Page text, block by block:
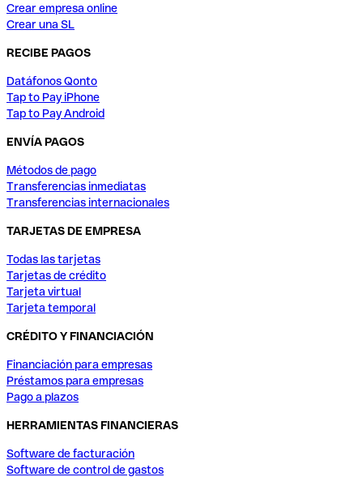
Crear empresa online
Crear una SL
RECIBE PAGOS
Datáfonos Qonto
Tap to Pay iPhone
Tap to Pay Android
ENVÍA PAGOS
Métodos de pago
Transferencias inmediatas
Transferencias internacionales
TARJETAS DE EMPRESA
Todas las tarjetas
Tarjetas de crédito
Tarjeta virtual
Tarjeta temporal
CRÉDITO Y FINANCIACIÓN
Financiación para empresas
Préstamos para empresas
Pago a plazos
HERRAMIENTAS FINANCIERAS
Software de facturación
Software de control de gastos